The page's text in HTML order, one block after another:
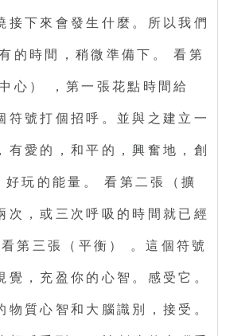
接下來會發生什麼。所以我們
的時間，稍微準備下。 看第
心） ，第一張花點時間給
符號打個招呼。並與之建立一
有愛的，和平的，興奮地，創
好玩的能量。 看第二張（擴
次，或三次呼吸的時間就已經
第三張（平衡） 。這個符號
覺，充盈你的心智。感受它。
物質心智和大腦識別，接受。